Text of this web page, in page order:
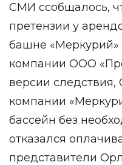
СМИ ссобщалось,
претензии у
башне «Меркурий»
компании ООО
версии следствия,
компании
бассейн без
отказался
представители